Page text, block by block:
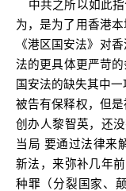
中共之所以如此指
为，是为了用香港
《港区国安法》对
法的更具体更严苛
国安法的缺失其中一
被告有保释权，但
创办人黎智英，还
当局 要通过法律来
新法，来弥补几年
种罪（分裂国家、